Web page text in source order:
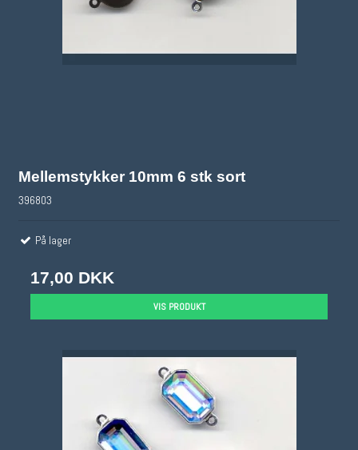
Mellemstykker 10mm 6 stk sort
396803
På lager
17,00 DKK
VIS PRODUKT